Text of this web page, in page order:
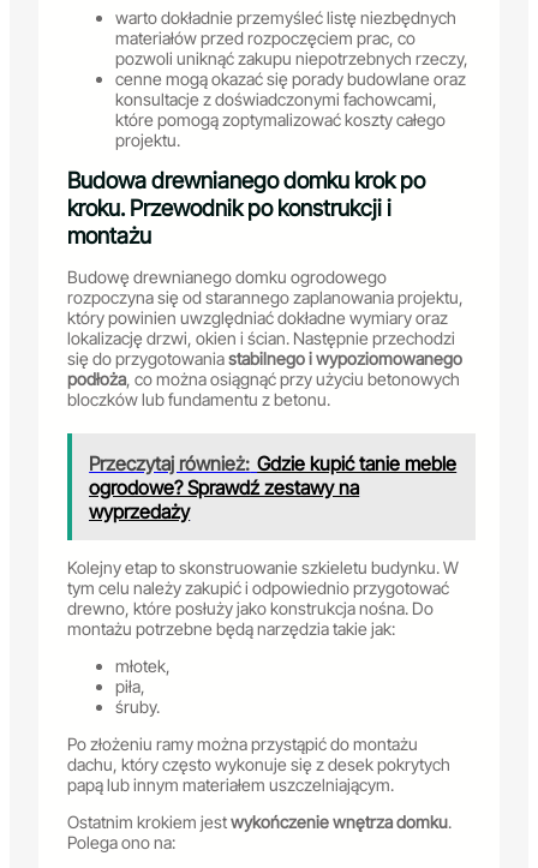
warto dokładnie przemyśleć listę niezbędnych
materiałów przed rozpoczęciem prac, co
pozwoli uniknąć zakupu niepotrzebnych rzeczy,
cenne mogą okazać się porady budowlane oraz
konsultacje z doświadczonymi fachowcami,
które pomogą zoptymalizować koszty całego
projektu.
Budowa drewnianego domku krok po
kroku. Przewodnik po konstrukcji i
montażu
Budowę drewnianego domku ogrodowego
rozpoczyna się od starannego zaplanowania projektu,
który powinien uwzględniać dokładne wymiary oraz
lokalizację drzwi, okien i ścian. Następnie przechodzi
się do przygotowaniastabilnego i wypoziomowanego
podłoża, co można osiągnąć przy użyciu betonowych
bloczków lub fundamentu z betonu.
Przeczytaj również: Gdzie kupić tanie meble
ogrodowe? Sprawdź zestawy na
wyprzedaży
Kolejny etap to skonstruowanie szkieletu budynku. W
tym celu należy zakupić i odpowiednio przygotować
drewno, które posłuży jako konstrukcja nośna. Do
montażu potrzebne będą narzędzia takie jak:
młotek,
piła,
śruby.
Po złożeniu ramy można przystąpić do montażu
dachu, który często wykonuje się z desek pokrytych
papą lub innym materiałem uszczelniającym.
Ostatnim krokiem jestwykończenie wnętrza domku.
Polega ono na: